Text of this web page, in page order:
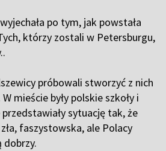
po tym, jak powstała
którzy zostali w Petersburgu,
próbowali stworzyć z nich
mieście były polskie szkoły i
sytuację tak, że
faszystowska, ale Polacy
dobrzy.